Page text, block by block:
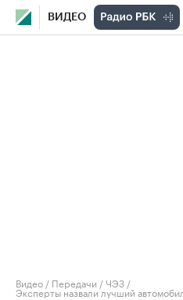
ВИДЕО
Видео / Передачи /ЧЭЗ /
Эксперты назвали лучший